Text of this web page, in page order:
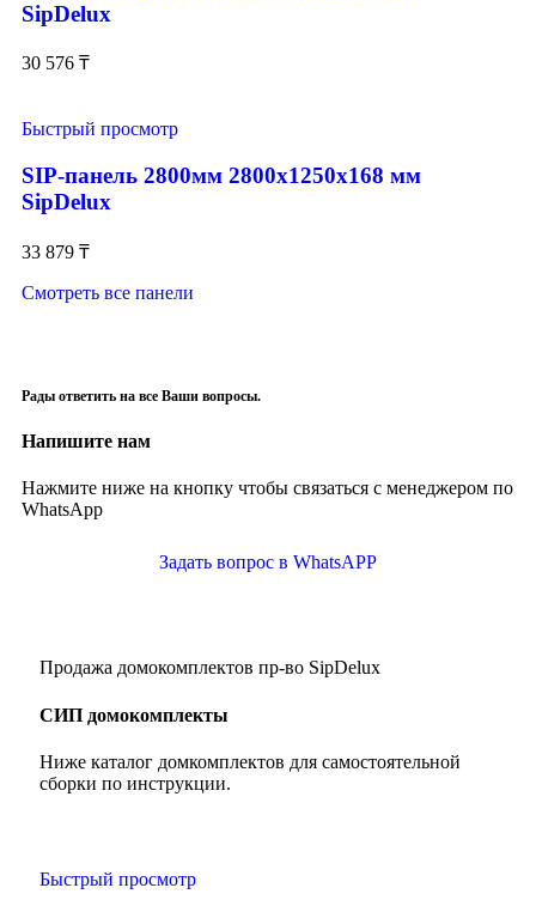
SipDelux
30 576 ₸
Быстрый просмотр
SIP-панель 2800мм 2800x1250x168 мм
SipDelux
33 879 ₸
Смотреть все панели
Рады ответить на все Ваши вопросы.
Напишите нам
Нажмите ниже на кнопку чтобы связаться с менеджером по
WhatsApp
Задать вопрос в WhatsAPP
Продажа домокомплектов пр-во SipDelux
СИП домокомплекты
Ниже каталог домкомплектов для самостоятельной
сборки по инструкции.
Быстрый просмотр